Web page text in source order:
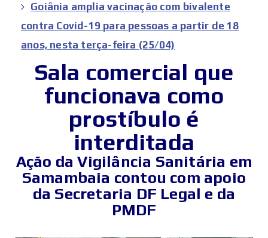
Goiânia amplia vacinação com bivalente
contra Covid-19 para pessoas a partir de 18
anos, nesta terça-feira (25/04)
Sala comercial que
funcionava como
prostíbulo é
interditada
Ação da Vigilância Sanitária em
Samambaia contou com apoio
da Secretaria DF Legal e da
PMDF